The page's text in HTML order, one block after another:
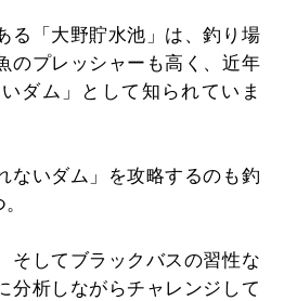
る「大野貯水池」は、釣り場
のプレッシャーも高く、近年
ダム」として知られていま
ないダム」を攻略するのも釣
そしてブラックバスの習性な
分析しながらチャレンジして